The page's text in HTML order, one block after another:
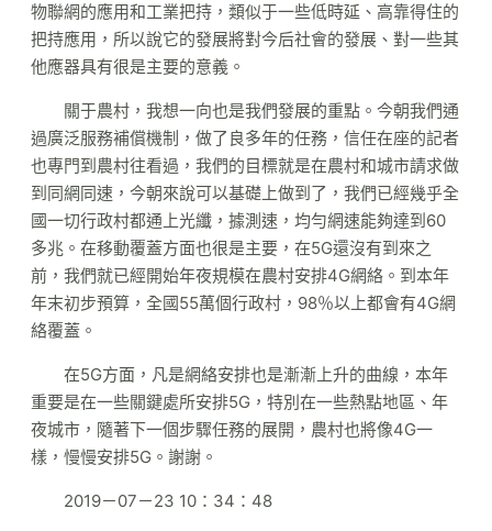
物聯網的應用和工業把持，類似于一些低時延、高靠得住的
把持應用，所以說它的發展將對今后社會的發展、對一些其
他應器具有很是主要的意義。
關于農村，我想一向也是我們發展的重點。今朝我們通
過廣泛服務補償機制，做了良多年的任務，信任在座的記者
也專門到農村往看過，我們的目標就是在農村和城市請求做
到同網同速，今朝來說可以基礎上做到了，我們已經幾乎全
國一切行政村都通上光纖，據測速，均勻網速能夠達到60
多兆。在移動覆蓋方面也很是主要，在5G還沒有到來之
前，我們就已經開始年夜規模在農村安排4G網絡。到本年
年末初步預算，全國55萬個行政村，98％以上都會有4G網
絡覆蓋。
在5G方面，凡是網絡安排也是漸漸上升的曲線，本年
重要是在一些關鍵處所安排5G，特別在一些熱點地區、年
夜城市，隨著下一個步驟任務的展開，農村也將像4G一
樣，慢慢安排5G。謝謝。
2019－07－23 10：34：48